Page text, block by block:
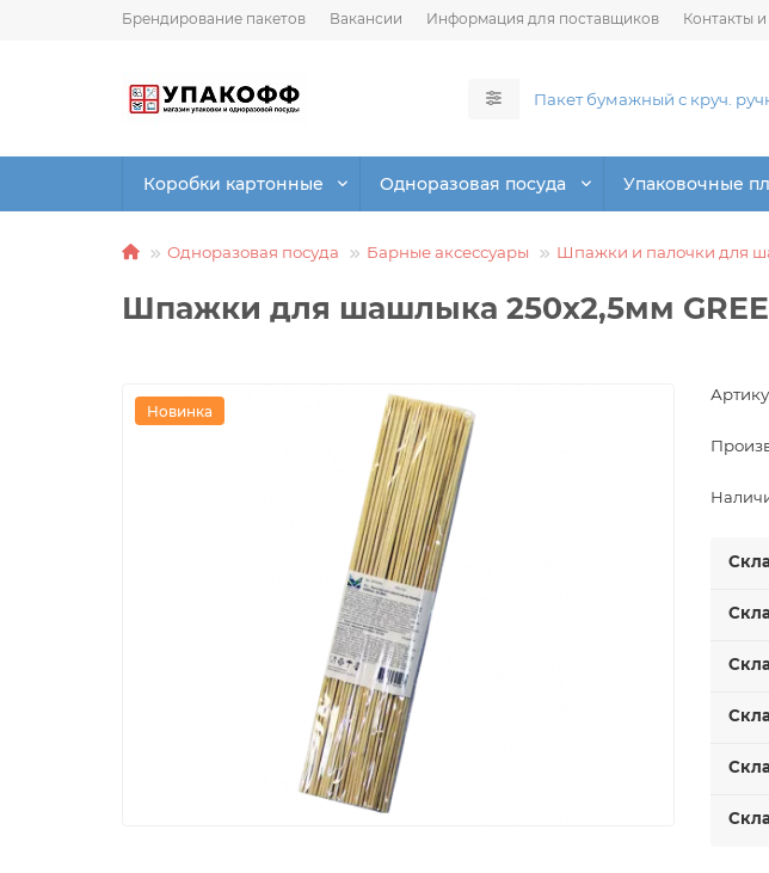
Брендирование пакетов Вакансии Информация для поставщиков Контакты
Коробки картонные Одноразовая посуда Упаковочные
Одноразовая посуда Барные аксессуары Шпажки и палочки для
Шпажки для шашлыка 250х2,5мм
Новинка